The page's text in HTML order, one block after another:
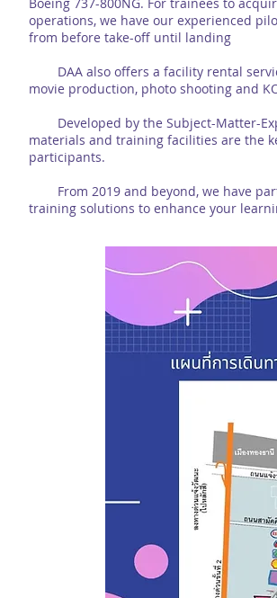
operations, we have our experienced
from before take-off until landing
DAA also offers a facility rental
movie production, photo shooting and
Developed by the Subject-Matter-
materials and training facilities are the
participants.
From 2019 and beyond, we have
training solutions to enhance your